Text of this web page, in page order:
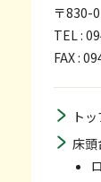
〒830-
TEL :
FAX :
ト
床頭